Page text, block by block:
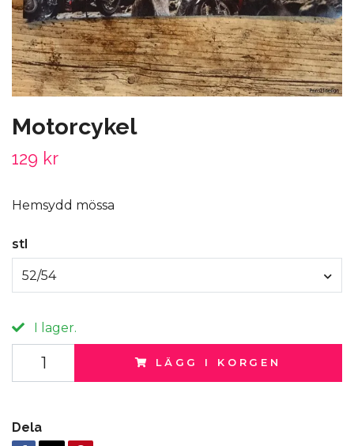
Motorcykel
129 kr
Hemsydd mössa
stl
52/54
I lager.
LÄGG I KORGEN
Dela